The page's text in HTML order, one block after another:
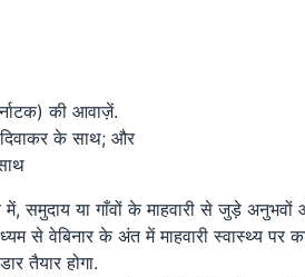
की आवाज़ें.
दिवाकर के साथ; और
समुदाय या गाँवों के माहवारी से जुड़े अनुभवों
वेबिनार के अंत में माहवारी स्वास्थ्य पर
तैयार होगा.